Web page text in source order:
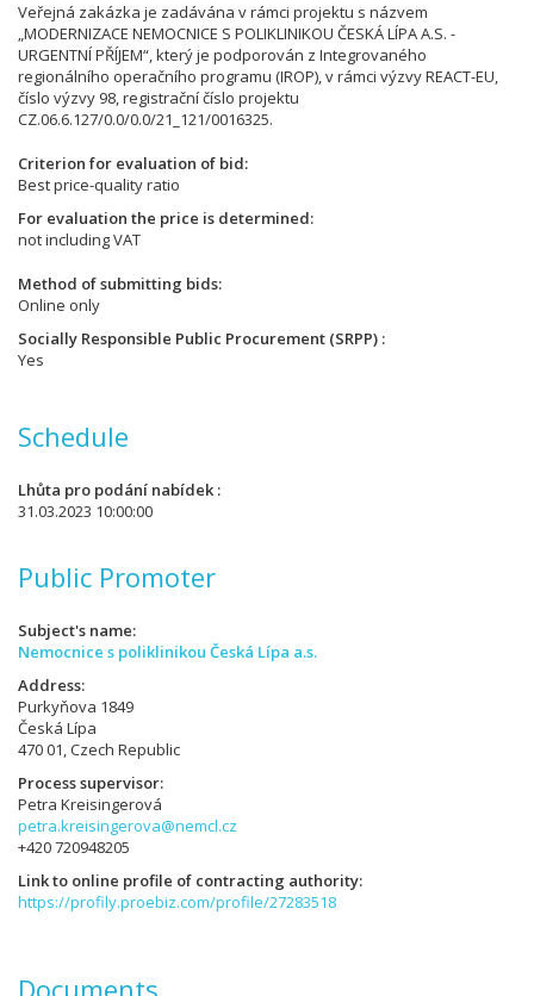
Veřejná zakázka je zadávána v rámci projektu s názvem
„MODERNIZACE NEMOCNICE S POLIKLINIKOU ČESKÁ LÍPA A.S. -
URGENTNÍ PŘÍJEM“, který je podporován z Integrovaného
regionálního operačního programu (IROP), v rámci výzvy REACT-EU,
číslo výzvy 98, registrační číslo projektu
CZ.06.6.127/0.0/0.0/21_121/0016325.
Criterion for evaluation of bid
Best price-quality ratio
For evaluation the price is determined
not including VAT
Method of submitting bids
Online only
Socially Responsible Public Procurement (SRPP)
Yes
Schedule
Lhůta pro podání nabídek
31.03.2023 10:00:00
Public Promoter
Subject's name
Nemocnice s poliklinikou Česká Lípa a.s.
Address
Purkyňova 1849
Česká Lípa
470 01, Czech Republic
Process supervisor
Petra Kreisingerová
petra.kreisingerova@nemcl.cz
+420 720948205
Link to online profile of contracting authority
https://profily.proebiz.com/profile/27283518
Documents